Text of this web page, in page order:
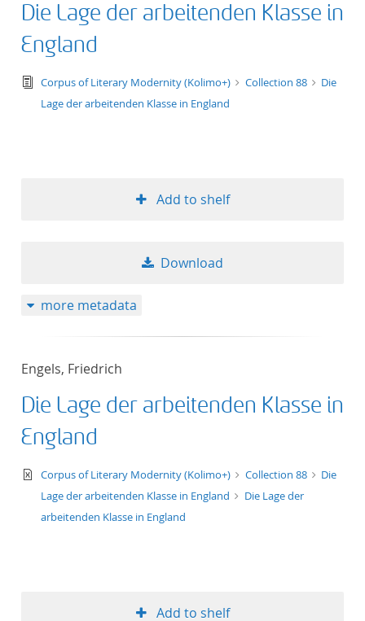
title descending
Die Lage der arbeitenden Klasse in
England
text/tg.edition+tg.aggregation+xml
Corpus of Literary Modernity (Kolimo+) Collection 88
Die
Lage der arbeitenden Klasse in England
Add to shelf
Download
more metadata
Engels, Friedrich
Die Lage der arbeitenden Klasse in
England
text/xml
Corpus of Literary Modernity (Kolimo+) Collection 88
Die
Lage der arbeitenden Klasse in England
Die Lage der
arbeitenden Klasse in England
Add to shelf